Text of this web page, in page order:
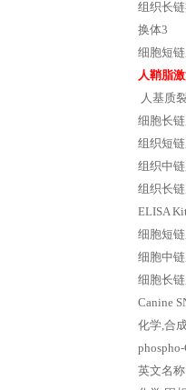
组织长
换体3
细胞短
人鞘脂
人基质
细胞长
组织短
组织中
组织长
ELISA
细胞短
细胞中
细胞长
Canine
化学,合
英文名